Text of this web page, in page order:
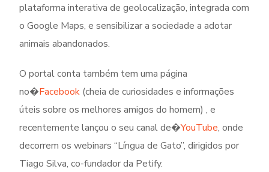
plataforma interativa de geolocalização, integrada com
o Google Maps, e sensibilizar a sociedade a adotar
animais abandonados.
O portal conta também tem uma página
no�Facebook (cheia de curiosidades e informações
úteis sobre os melhores amigos do homem) , e
recentemente lançou o seu canal de�YouTube, onde
decorrem os webinars “Língua de Gato”, dirigidos por
Tiago Silva, co-fundador da Petify.